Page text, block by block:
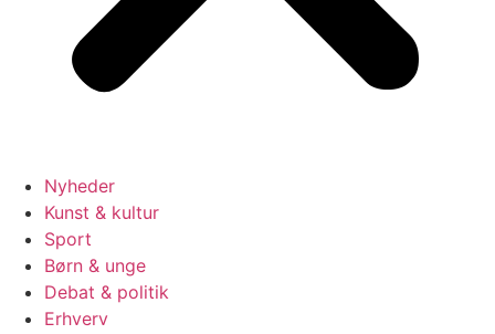
Nyheder
Kunst & kultur
Sport
Børn & unge
Debat & politik
Erhverv